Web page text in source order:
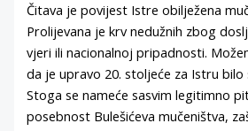
Čitava je povijest Istre obilježena
Prolijevana je krv nedužnih zbog
vjeri ili nacionalnoj pripadnosti.
da je upravo 20. stoljeće za Istru bilo
Stoga se nameće sasvim legitimno
posebnost Bulešićeva mučeništva,